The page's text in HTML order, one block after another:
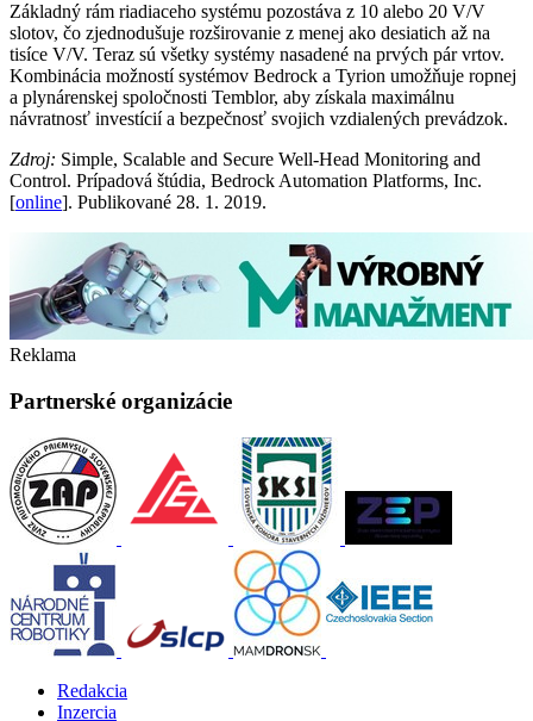
Základný rám riadiaceho systému pozostáva z 10 alebo 20 V/V
slotov, čo zjednodušuje rozširovanie z menej ako desiatich až na
tisíce V/V. Teraz sú všetky systémy nasadené na prvých pár vrtov.
Kombinácia možností systémov Bedrock a Tyrion umožňuje ropnej
a plynárenskej spoločnosti Temblor, aby získala maximálnu
návratnosť investícií a bezpečnosť svojich vzdialených prevádzok.
Zdroj: Simple, Scalable and Secure Well-Head Monitoring and
Control. Prípadová štúdia, Bedrock Automation Platforms, Inc.
[online]. Publikované 28. 1. 2019.
Reklama
Partnerské organizácie
Redakcia
Inzercia